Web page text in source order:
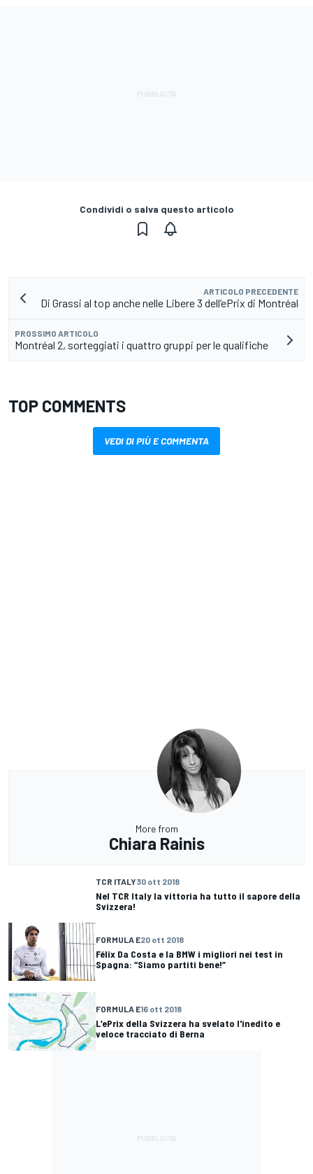
Condividi o salva questo articolo
ARTICOLO PRECEDENTE
Di Grassi al top anche nelle Libere 3 dell’ePrix di Montréal
PROSSIMO ARTICOLO
Montréal 2, sorteggiati i quattro gruppi per le qualifiche
TOP COMMENTS
VEDI DI PIÙ E COMMENTA
More from
Chiara Rainis
TCR ITALY30 ott 2018
Nel TCR Italy la vittoria ha tutto il sapore della
Svizzera!
FORMULA E20 ott 2018
Félix Da Costa e la BMW i migliori nei test in
Spagna: “Siamo partiti bene!”
FORMULA E16 ott 2018
L’ePrix della Svizzera ha svelato l'inedito e
veloce tracciato di Berna